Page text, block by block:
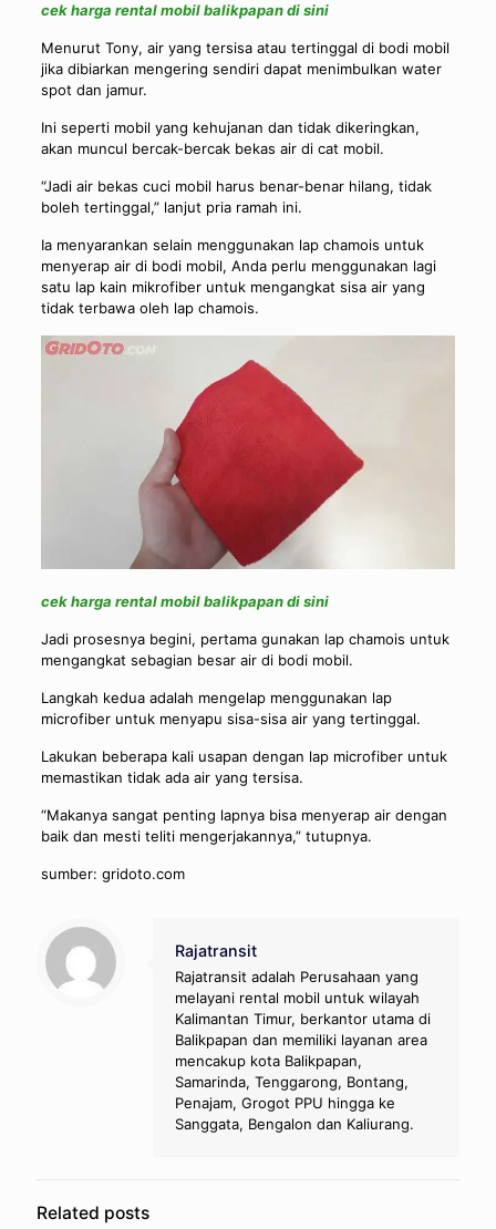
cek harga rental mobil balikpapan di sini
Menurut Tony, air yang tersisa atau tertinggal di bodi mobil
jika dibiarkan mengering sendiri dapat menimbulkan water
spot dan jamur.
Ini seperti mobil yang kehujanan dan tidak dikeringkan,
akan muncul bercak-bercak bekas air di cat mobil.
“Jadi air bekas cuci mobil harus benar-benar hilang, tidak
boleh tertinggal,” lanjut pria ramah ini.
Ia menyarankan selain menggunakan lap chamois untuk
menyerap air di bodi mobil, Anda perlu menggunakan lagi
satu lap kain mikrofiber untuk mengangkat sisa air yang
tidak terbawa oleh lap chamois.
cek harga rental mobil balikpapan di sini
Jadi prosesnya begini, pertama gunakan lap chamois untuk
mengangkat sebagian besar air di bodi mobil.
Langkah kedua adalah mengelap menggunakan lap
microfiber untuk menyapu sisa-sisa air yang tertinggal.
Lakukan beberapa kali usapan dengan lap microfiber untuk
memastikan tidak ada air yang tersisa.
“Makanya sangat penting lapnya bisa menyerap air dengan
baik dan mesti teliti mengerjakannya,” tutupnya.
sumber: gridoto.com
Rajatransit
Rajatransit adalah Perusahaan yang
melayani rental mobil untuk wilayah
Kalimantan Timur, berkantor utama di
Balikpapan dan memiliki layanan area
mencakup kota Balikpapan,
Samarinda, Tenggarong, Bontang,
Penajam, Grogot PPU hingga ke
Sanggata, Bengalon dan Kaliurang.
Related posts